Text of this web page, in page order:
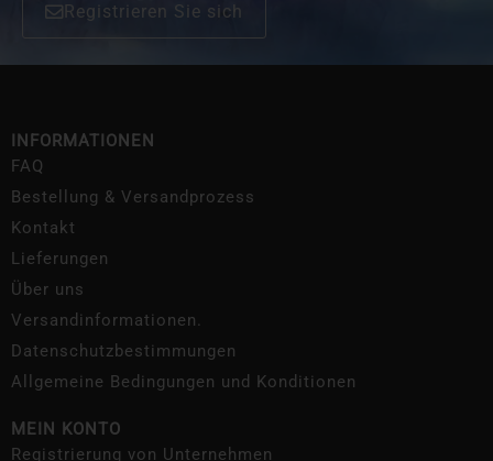
Registrieren Sie sich
INFORMATIONEN
FAQ
Bestellung & Versandprozess
Kontakt
Lieferungen
Über uns
Versandinformationen.
Datenschutzbestimmungen
Allgemeine Bedingungen und Konditionen
MEIN KONTO
Registrierung von Unternehmen